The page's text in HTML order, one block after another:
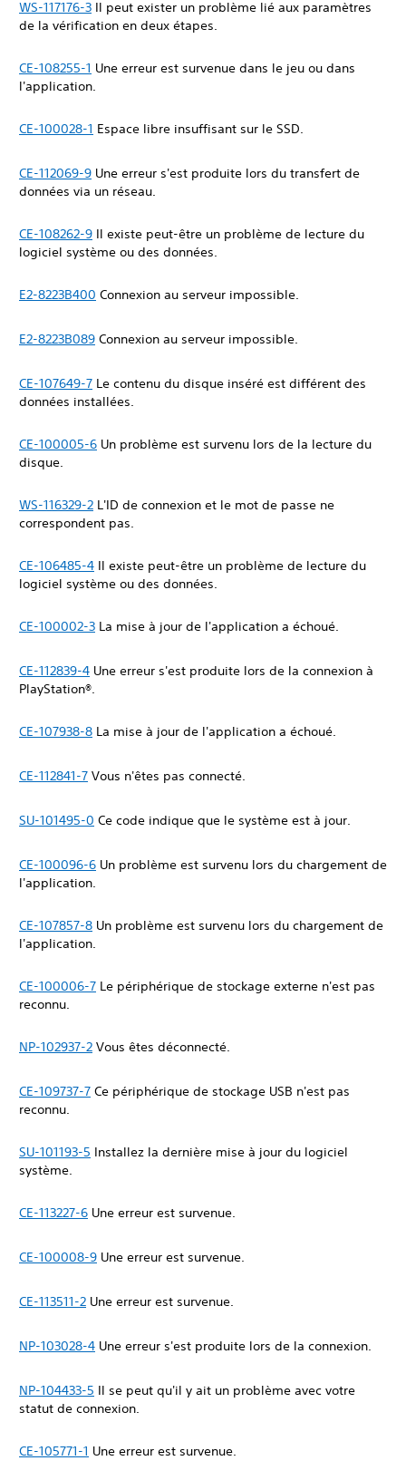
WS-117176-3 Il peut exister un problème lié aux paramètres
de la vérification en deux étapes.
CE-108255-1 Une erreur est survenue dans le jeu ou dans
l'application.
CE-100028-1 Espace libre insuffisant sur le SSD.
CE-112069-9 Une erreur s'est produite lors du transfert de
données via un réseau.
CE-108262-9 Il existe peut-être un problème de lecture du
logiciel système ou des données.
E2-8223B400 Connexion au serveur impossible.
E2-8223B089 Connexion au serveur impossible.
CE-107649-7 Le contenu du disque inséré est différent des
données installées.
CE-100005-6 Un problème est survenu lors de la lecture du
disque.
WS-116329-2 L'ID de connexion et le mot de passe ne
correspondent pas.
CE-106485-4 Il existe peut-être un problème de lecture du
logiciel système ou des données.
CE-100002-3 La mise à jour de l'application a échoué.
CE-112839-4 Une erreur s'est produite lors de la connexion à
PlayStation®.
CE-107938-8 La mise à jour de l'application a échoué.
CE-112841-7 Vous n'êtes pas connecté.
SU-101495-0 Ce code indique que le système est à jour.
CE-100096-6 Un problème est survenu lors du chargement de
l'application.
CE-107857-8 Un problème est survenu lors du chargement de
l'application.
CE-100006-7 Le périphérique de stockage externe n'est pas
reconnu.
NP-102937-2 Vous êtes déconnecté.
CE-109737-7 Ce périphérique de stockage USB n'est pas
reconnu.
SU-101193-5 Installez la dernière mise à jour du logiciel
système.
CE-113227-6 Une erreur est survenue.
CE-100008-9 Une erreur est survenue.
CE-113511-2 Une erreur est survenue.
NP-103028-4 Une erreur s'est produite lors de la connexion.
NP-104433-5 Il se peut qu'il y ait un problème avec votre
statut de connexion.
CE-105771-1 Une erreur est survenue.